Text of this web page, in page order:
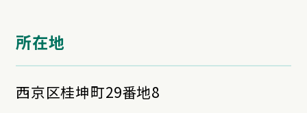
所在地
西京区桂坤町29番地8